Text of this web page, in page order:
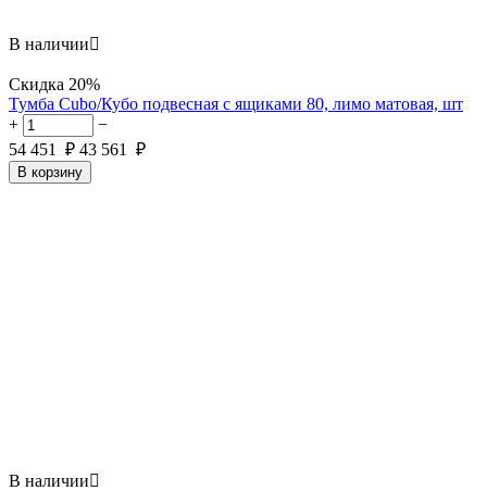
В наличии
Скидка 20%
Тумба Cubo/Кубо подвесная с ящиками 80, лимо матовая, шт
+
−
54 451
₽ 43 561 ₽
В корзину
В наличии